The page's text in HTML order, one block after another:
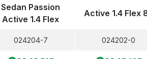
Sedan Passion
Active 1.4 Flex
024204-7
Active 1.4 Flex
024202-0